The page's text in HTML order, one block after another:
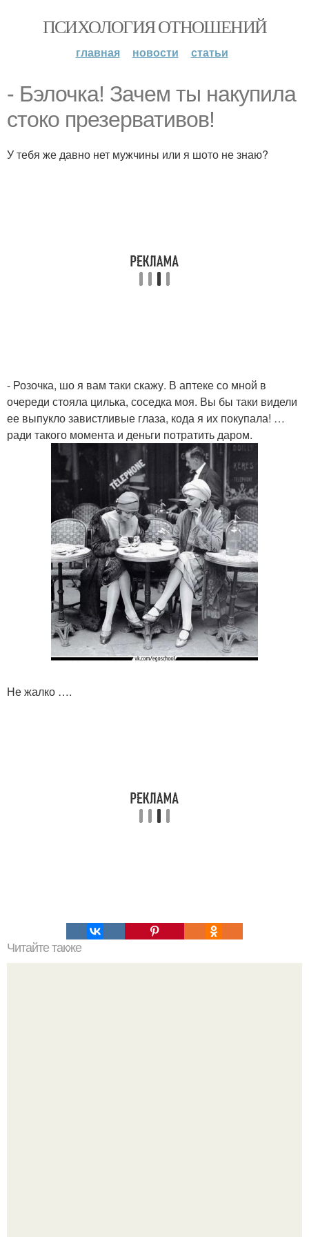
ПСИХОЛОГИЯ ОТНОШЕНИЙ
главная новости статьи
- Бэлочка! Зачем ты накупила
стоко презервативов!
У тебя же давно нет мужчины или я шото не знаю?
- Розочка, шо я вам таки скажу. В аптеке со мной в
очереди стояла цилька, соседка моя. Вы бы таки видели
ее выпукло завистливые глаза, кода я их покупала! …
ради такого момента и деньги потратить даром.
Не жалко ….
Читайте также